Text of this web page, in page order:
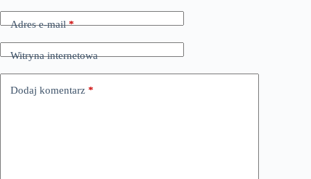
Adres e-mail*
Witryna internetowa
Dodaj komentarz *